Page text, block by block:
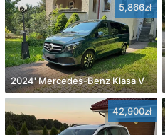
5,866zł
2024' Mercedes-Benz Klasa V
42,900zł